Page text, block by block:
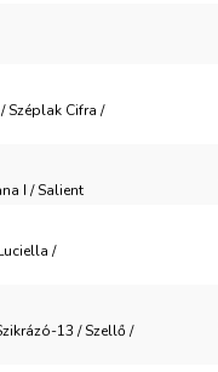
Széplak Cifra /
I / Salient
/
13 / Szellő /